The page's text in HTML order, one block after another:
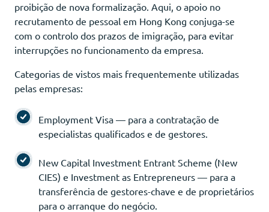
proibição de nova formalização. Aqui, o apoio no
recrutamento de pessoal em Hong Kong conjuga-se
com o controlo dos prazos de imigração, para evitar
interrupções no funcionamento da empresa.
Categorias de vistos mais frequentemente utilizadas
pelas empresas:
Employment Visa — para a contratação de
especialistas qualificados e de gestores.
New Capital Investment Entrant Scheme (New
CIES) e Investment as Entrepreneurs — para a
transferência de gestores-chave e de proprietários
para o arranque do negócio.